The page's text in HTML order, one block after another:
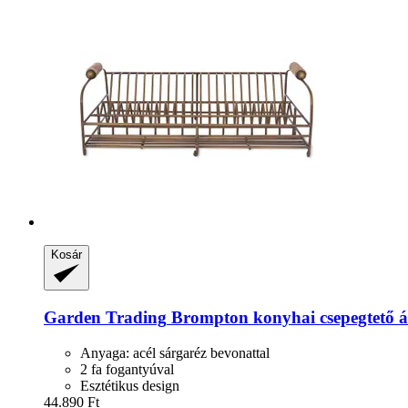
Kosár
Garden Trading Brompton konyhai csepegtető
Anyaga: acél sárgaréz bevonattal
2 fa fogantyúval
Esztétikus design
44.890 Ft